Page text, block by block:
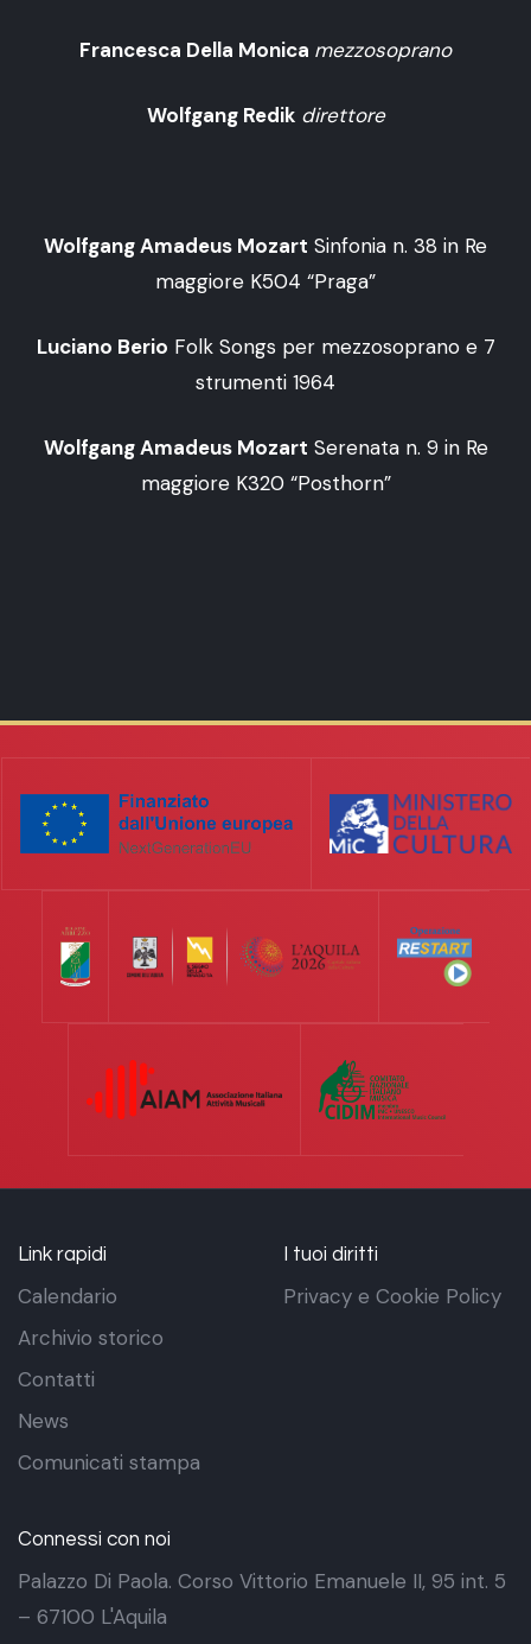
Francesca Della Monica mezzosoprano
Wolfgang Redik direttore
Wolfgang Amadeus Mozart Sinfonia n. 38 in Re
maggiore K504 “Praga”
Luciano Berio Folk Songs per mezzosoprano e 7
strumenti 1964
Wolfgang Amadeus Mozart Serenata n. 9 in Re
maggiore K320 “Posthorn”
Link rapidi
Calendario
Archivio storico
Contatti
News
Comunicati stampa
I tuoi diritti
Privacy e Cookie Policy
Connessi con noi
Palazzo Di Paola. Corso Vittorio Emanuele II, 95 int. 5
– 67100 L'Aquila